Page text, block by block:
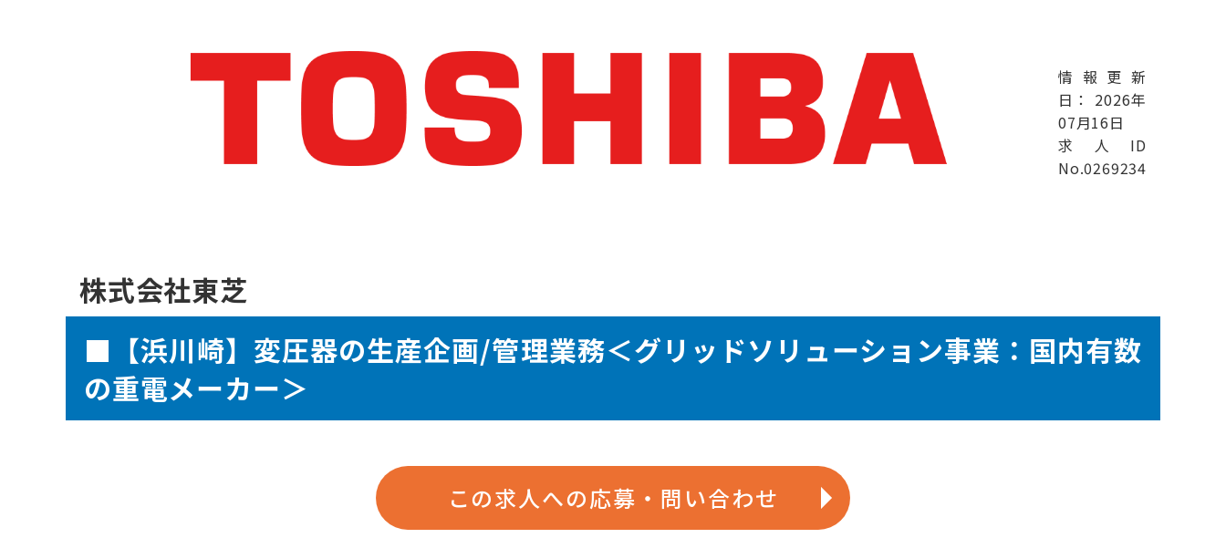
株式会社東芝
情報更新
日： 2026年
07月16日
求人ID
No.0269234
■【浜川崎】変圧器の生産企画/管理業務＜グリッドソリューション事業：国内有数
の重電メーカー＞
この求人への応募・問い合わせ